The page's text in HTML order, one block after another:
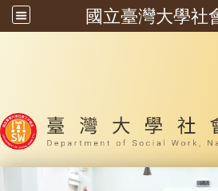
國立臺灣大學社